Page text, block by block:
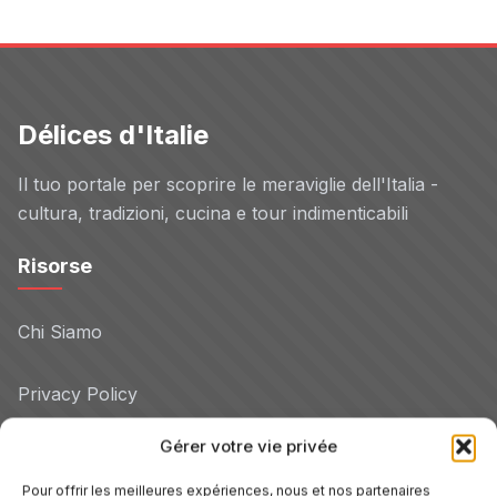
Gérer votre vie privée
Pour offrir les meilleures expériences, nous et nos partenaires
Délices d'Italie
Il tuo portale per scoprire le meraviglie dell'Italia -
cultura, tradizioni, cucina e tour indimenticabili
Risorse
Chi Siamo
Privacy Policy